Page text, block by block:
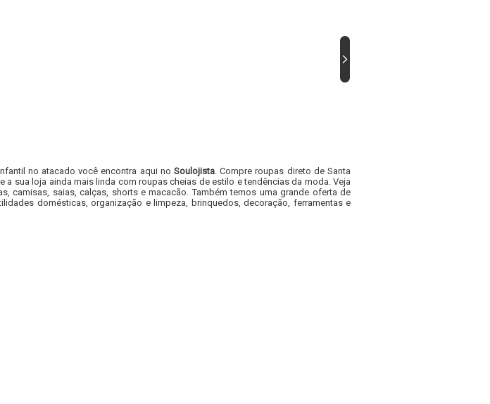
no atacado você encontra aqui no Soulojista. Compre roupas direto de Santa
a sua loja ainda mais linda com roupas cheias de estilo e tendências da moda. Veja
camisas, saias, calças, shorts e macacão. Também temos uma grande oferta de
domésticas, organização e limpeza, brinquedos, decoração, ferramentas e